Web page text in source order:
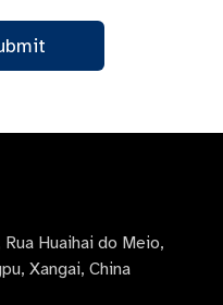
Huaihai do Meio,
Xangai, China